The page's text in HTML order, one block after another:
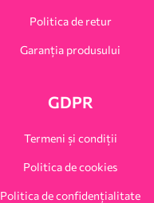
Politica de retur
Garanția produsului
GDPR
Termeni și condiții
Politica de cookies
Politica de confidențialitate